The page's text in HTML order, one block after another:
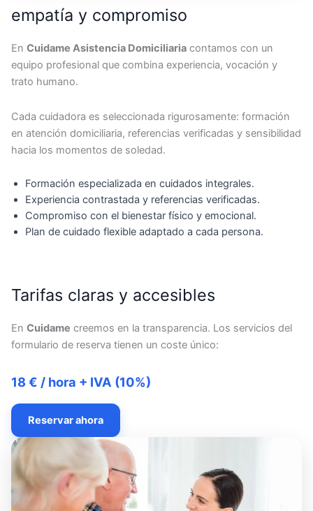
empatía y compromiso
En Cuidame Asistencia Domiciliaria contamos con un
equipo profesional que combina experiencia, vocación y
trato humano.
Cada cuidadora es seleccionada rigurosamente: formación
en atención domiciliaria, referencias verificadas y sensibilidad
hacia los momentos de soledad.
Formación especializada en cuidados integrales.
Experiencia contrastada y referencias verificadas.
Compromiso con el bienestar físico y emocional.
Plan de cuidado flexible adaptado a cada persona.
Tarifas claras y accesibles
En Cuidame creemos en la transparencia. Los servicios del
formulario de reserva tienen un coste único:
18 € / hora + IVA (10%)
Reservar ahora